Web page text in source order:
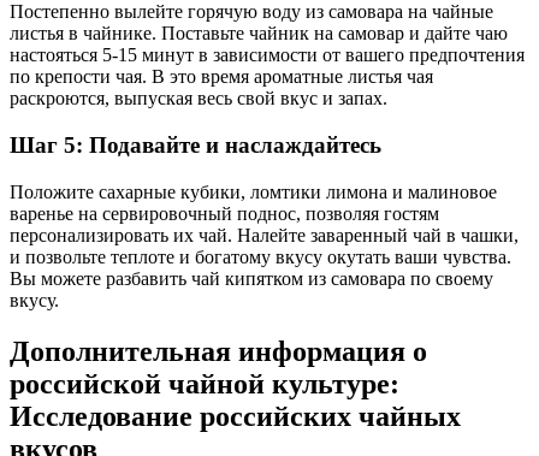
Постепенно вылейте горячую воду из самовара на чайные
листья в чайнике. Поставьте чайник на самовар и дайте чаю
настояться 5-15 минут в зависимости от вашего предпочтения
по крепости чая. В это время ароматные листья чая
раскроются, выпуская весь свой вкус и запах.
Шаг 5: Подавайте и наслаждайтесь
Положите сахарные кубики, ломтики лимона и малиновое
варенье на сервировочный поднос, позволяя гостям
персонализировать их чай. Налейте заваренный чай в чашки,
и позвольте теплоте и богатому вкусу окутать ваши чувства.
Вы можете разбавить чай кипятком из самовара по своему
вкусу.
Дополнительная информация о
российской чайной культуре:
Исследование российских чайных
вкусов